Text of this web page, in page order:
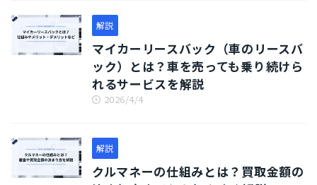
解説
マイカーリースバック（車のリースバ
ック）とは？車を売っても乗り続けら
れるサービスを解説
2026/4/4
解説
クルマネーの仕組みとは？買取金額の